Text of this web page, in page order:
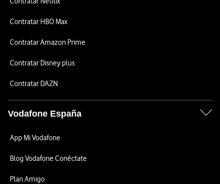
Contratar HBO Max
Contratar Amazon Prime
Contratar Disney plus
Contratar DAZN
Vodafone España
App Mi Vodafone
Blog Vodafone Conéctate
Plan Amigo